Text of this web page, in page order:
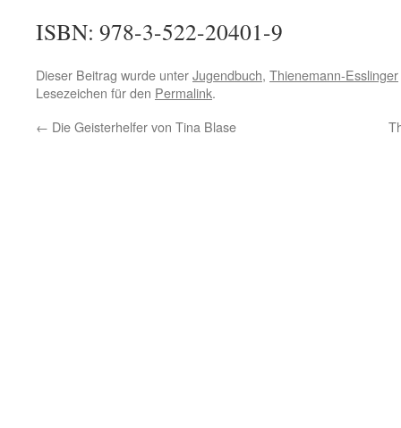
ISBN: 978-3-522-20401-9
Dieser Beitrag wurde unterJugendbuch, Thienemann-Esslinger
Lesezeichen für den Permalink.
← Die Geisterhelfer von Tina Blase